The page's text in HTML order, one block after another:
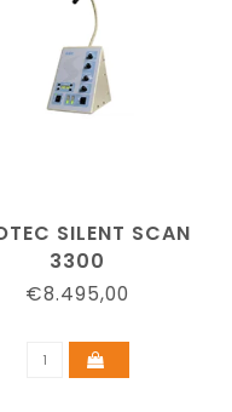
SILENT SCAN
3300
€8.495,00